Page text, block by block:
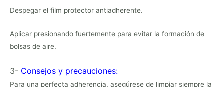
Despegar el film protector antiadherente.
Aplicar presionando fuertemente para evitar la formación de
bolsas de aire.
3- Consejos y precauciones:
Para una perfecta adherencia, asegúrese de limpiar siempre la